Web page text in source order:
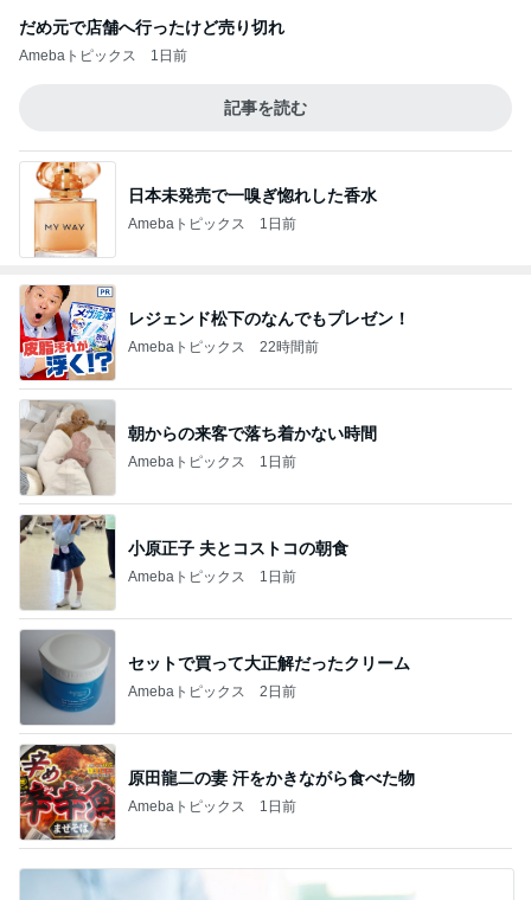
だめ元で店舗へ行ったけど売り切れ
Amebaトピックス 1日前
記事を読む
日本未発売で一嗅ぎ惚れした香水
Amebaトピックス 1日前
レジェンド松下のなんでもプレゼン！
Amebaトピックス 22時間前
朝からの来客で落ち着かない時間
Amebaトピックス 1日前
小原正子 夫とコストコの朝食
Amebaトピックス 1日前
セットで買って大正解だったクリーム
Amebaトピックス 2日前
原田龍二の妻 汗をかきながら食べた物
Amebaトピックス 1日前